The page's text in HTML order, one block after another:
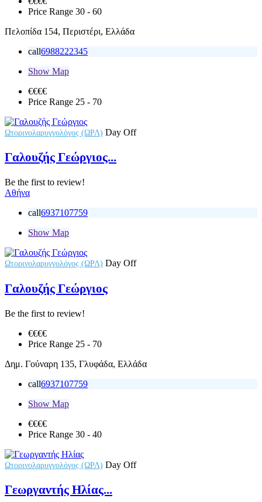
Price Range 30 - 60
Πελοπίδα 154, Περιστέρι, Ελλάδα
call6988222345
Show Map
€€€€
Price Range 25 - 70
Ωτορινολαρυγγολόγος (ΩΡΛ) Day Off
Γαλουζής Γεώργιος...
Be the first to review!
Αθήνα
call6937107759
Show Map
Ωτορινολαρυγγολόγος (ΩΡΛ) Day Off
Γαλουζής Γεώργιος
Be the first to review!
€€€€
Price Range 25 - 70
Δημ. Γούναρη 135, Γλυφάδα, Ελλάδα
call6937107759
Show Map
€€€€
Price Range 30 - 40
Ωτορινολαρυγγολόγος (ΩΡΛ) Day Off
Γεωργαντής Ηλίας...